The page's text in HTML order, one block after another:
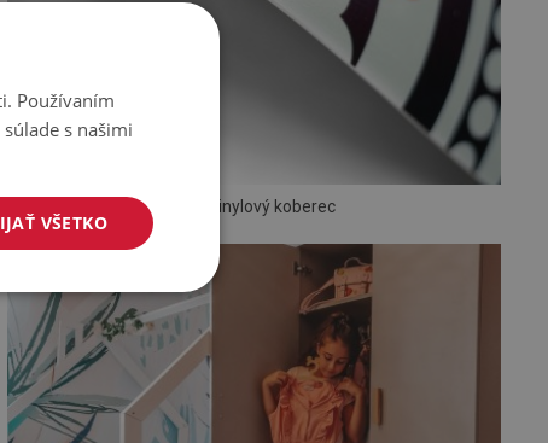
PVC vinylový koberec
Používaním
s našimi
VŠETKO